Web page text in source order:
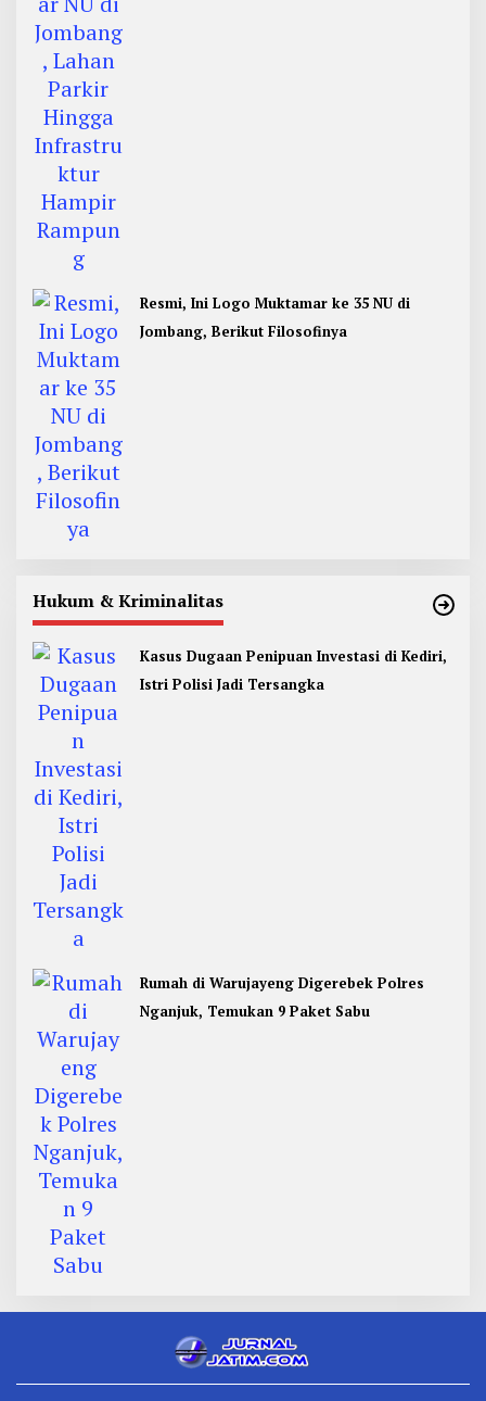
Resmi, Ini Logo Muktamar ke 35 NU di
Jombang, Berikut Filosofinya
Hukum & Kriminalitas
Kasus Dugaan Penipuan Investasi di Kediri,
Istri Polisi Jadi Tersangka
Rumah di Warujayeng Digerebek Polres
Nganjuk, Temukan 9 Paket Sabu